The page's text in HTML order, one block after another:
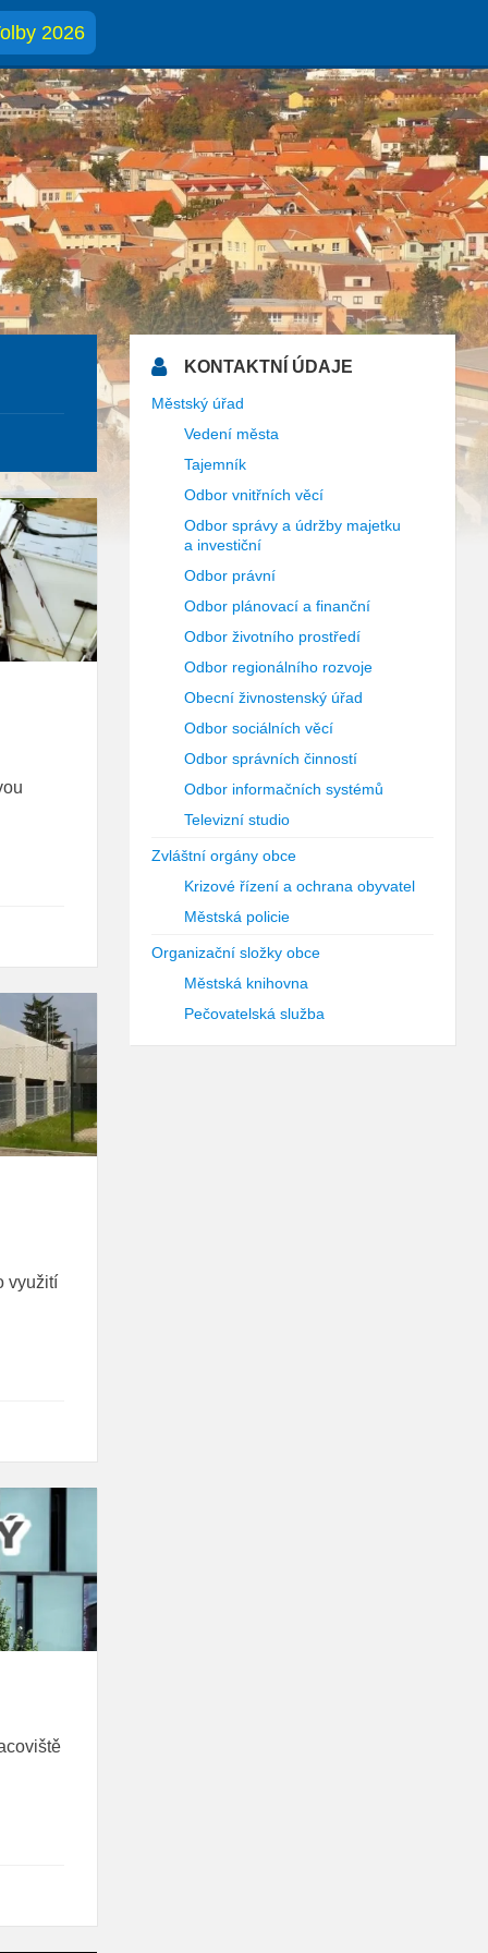
2026
využití
KONTAKTNÍ ÚDAJE
Městský úřad
Vedení města
Tajemník
Odbor vnitřních věcí
Odbor správy a údržby majetku
a investiční
Odbor právní
Odbor plánovací a finanční
Odbor životního prostředí
Odbor regionálního rozvoje
Obecní živnostenský úřad
Odbor sociálních věcí
Odbor správních činností
Odbor informačních systémů
Televizní studio
Zvláštní orgány obce
Krizové řízení a ochrana obyvatel
Městská policie
Organizační složky obce
Městská knihovna
Pečovatelská služba